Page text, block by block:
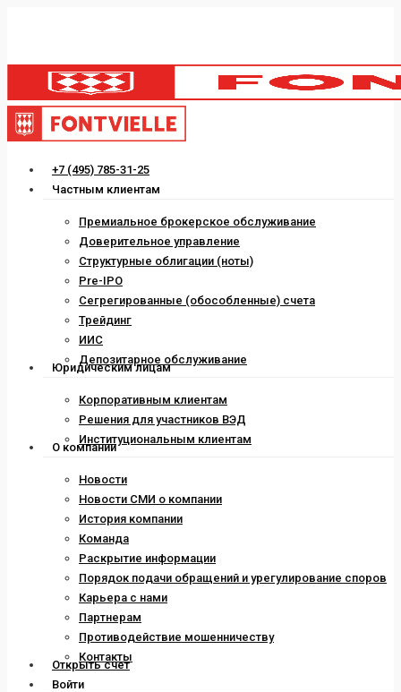
content
Menu
+7 (495) 785-31-25
Частным клиентам
Премиальное брокерское обслуживание
Доверительное управление
Структурные облигации (ноты)
Pre-IPO
Сегрегированные (обособленные) счета
Трейдинг
ИИС
Депозитарное обслуживание
Юридическим лицам
Корпоративным клиентам
Решения для участников ВЭД
Институциональным клиентам
О компании
Новости
Новости СМИ о компании
История компании
Команда
Раскрытие информации
Порядок подачи обращений и урегулирование споров
Карьера с нами
Партнерам
Противодействие мошенничеству
Контакты
Открыть счет
Войти